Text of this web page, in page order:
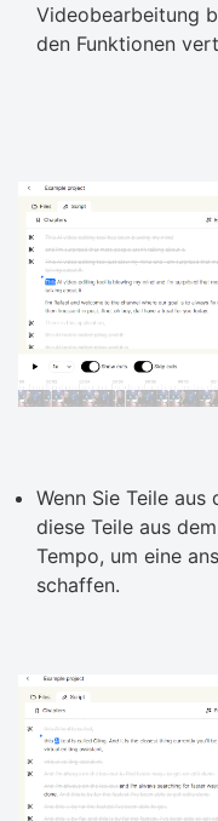
Videobearbeitung
den Funktionen
Wenn Sie Teile
diese Teile aus
Tempo, um eine
schaffen.